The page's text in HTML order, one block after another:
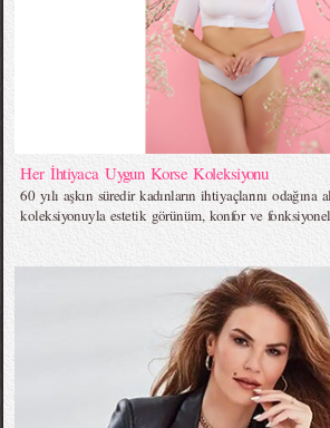
Her İhtiyaca Uygun Korse Koleksiyonu
60 yılı aşkın süredir kadınların ihtiyaçlarını
koleksiyonuyla estetik görünüm, konfor ve